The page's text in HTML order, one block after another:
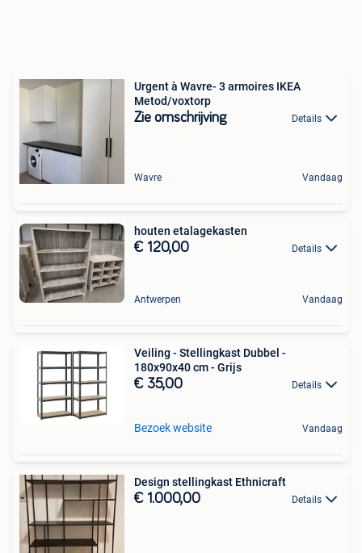
Urgent à Wavre- 3 armoires IKEA
Metod/voxtorp
Zie omschrijving Details
Wavre Vandaag
houten etalagekasten
€ 120,00 Details
Antwerpen Vandaag
Veiling - Stellingkast Dubbel -
180x90x40 cm - Grijs
€ 35,00 Details
Bezoek website Vandaag
Design stellingkast Ethnicraft
€ 1.000,00 Details